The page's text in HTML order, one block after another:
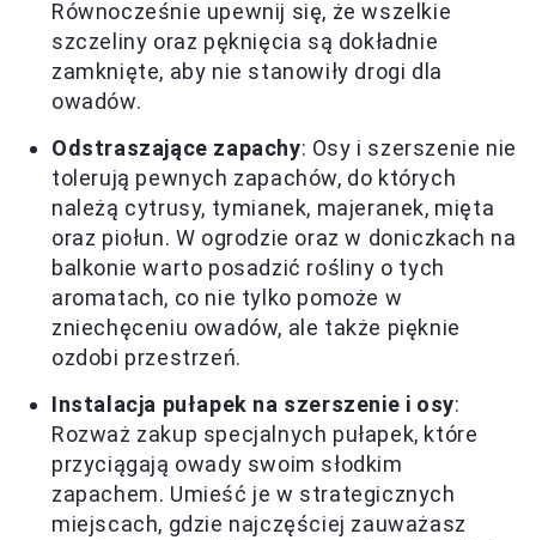
Równocześnie upewnij się, że wszelkie
szczeliny oraz pęknięcia są dokładnie
zamknięte, aby nie stanowiły drogi dla
owadów.
Odstraszające zapachy: Osy i szerszenie nie
tolerują pewnych zapachów, do których
należą cytrusy, tymianek, majeranek, mięta
oraz piołun. W ogrodzie oraz w doniczkach na
balkonie warto posadzić rośliny o tych
aromatach, co nie tylko pomoże w
zniechęceniu owadów, ale także pięknie
ozdobi przestrzeń.
Instalacja pułapek na szerszenie i osy:
Rozważ zakup specjalnych pułapek, które
przyciągają owady swoim słodkim
zapachem. Umieść je w strategicznych
miejscach, gdzie najczęściej zauważasz